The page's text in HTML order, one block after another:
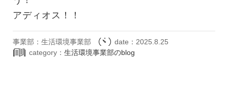
アディオス！！
事業部：生活環境事業部
date：2025.8.25
category： 生活環境事業部のblog